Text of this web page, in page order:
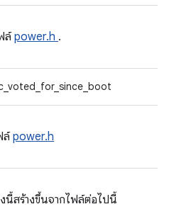
ล์power.h .
ล์power.h
นี้สร้างขึ้นจากไฟล์ต่อไปนี้